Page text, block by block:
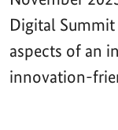
Digital
aspects of an
innovation-